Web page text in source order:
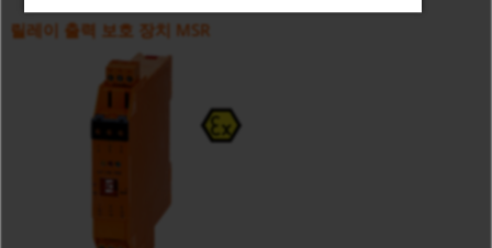
릴레이 출력 보호 장치 MSR